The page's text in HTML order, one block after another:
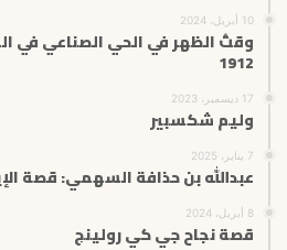
10 أبريل، 2024
وقتُ الظهر في الحي الصناعي في
1912
17 ديسمبر، 2023
وليم شكسبير
7 يناير، 2025
عبدالله بن حذافة السهمي: قصة
8 أبريل، 2024
قصة نجاح جي كي رولينج